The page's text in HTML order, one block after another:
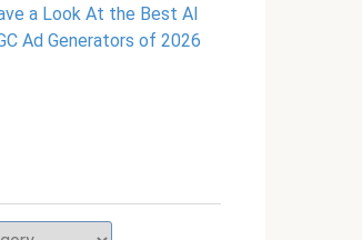
a Look At the Best AI
Ad Generators of 2026